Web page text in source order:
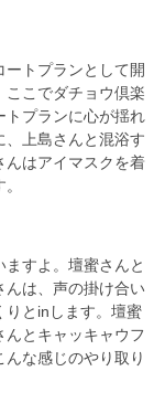
トプランとして開
ここでダチョウ倶楽
トプランに心が揺れ
上島さんと混浴す
んはアイマスクを着
すよ。壇蜜さんと
んは、声の掛け合い
りとinします。壇蜜
とキャッキャウフ
な感じのやり取り